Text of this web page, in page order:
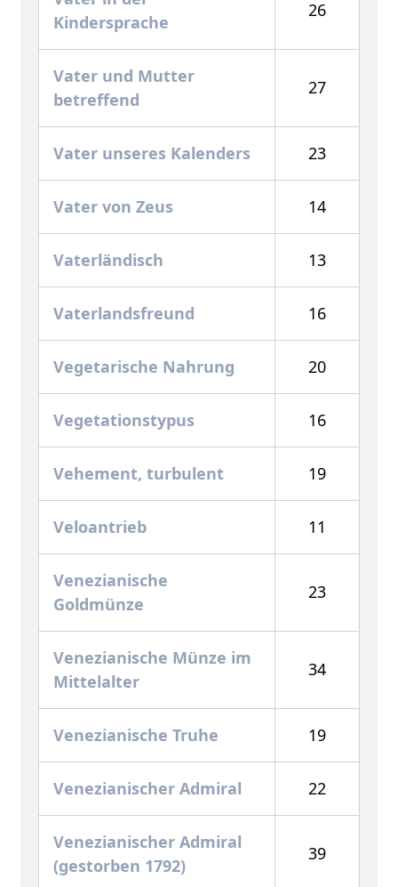
Kindersprache
26
Vater und Mutter
betreffend
27
Vater unseres Kalenders 23
Vater von Zeus 14
Vaterländisch 13
Vaterlandsfreund 16
Vegetarische Nahrung 20
Vegetationstypus 16
Vehement, turbulent 19
Veloantrieb 11
Venezianische
Goldmünze
23
Venezianische Münze im
Mittelalter
34
Venezianische Truhe 19
Venezianischer Admiral 22
Venezianischer Admiral
(gestorben 1792)
39